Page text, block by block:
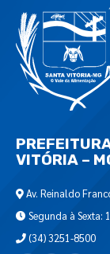
VITÓRIA –
Av. Reinaldo
Segunda à Sexta:
(34) 3251-8500